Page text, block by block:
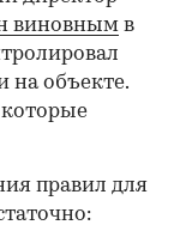
виновным в
на объекте.
правил для